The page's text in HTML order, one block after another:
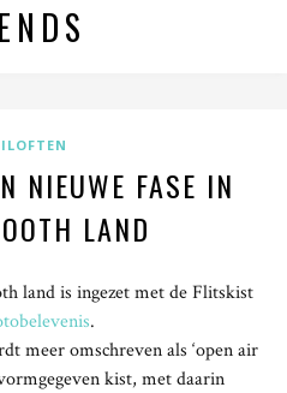
NIEUWE FASE IN
LAND
land is ingezet met de Flitskist
.
meer omschreven als ‘open air
kist, met daarin